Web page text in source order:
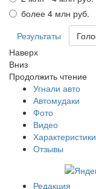
более 4 млн руб.
Результаты
Наверх
Вниз
Продолжить чтение
Угнали авто
Автомудаки
Фото
Видео
Характеристики
Отзывы
Редакция